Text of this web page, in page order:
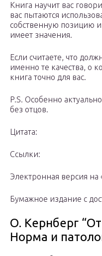
Книга научит вас
вас пытаются
собственную позицию и
имеет значения.
Если считаете, что
именно те качества, о
книга точно для вас.
P.S. Особенно
без отцов.
Цитата:
Ссылки:
Электронная версия на
Бумажное издание с
О. Кернберг
Норма и